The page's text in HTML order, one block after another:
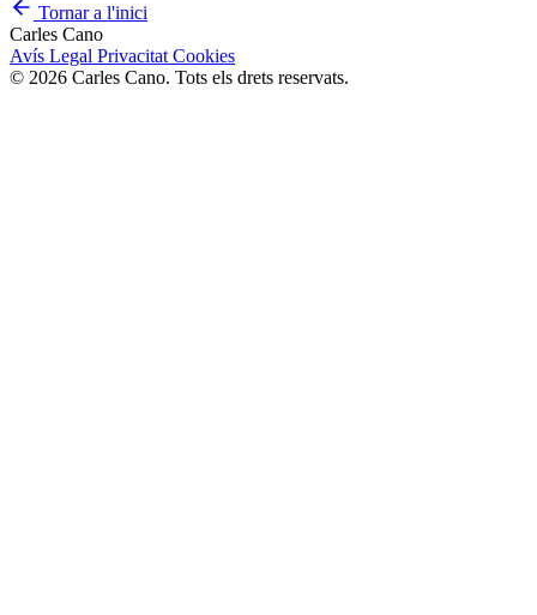
Tornar a l'inici
Carles Cano
Avís Legal Privacitat Cookies
© 2026 Carles Cano. Tots els drets reservats.